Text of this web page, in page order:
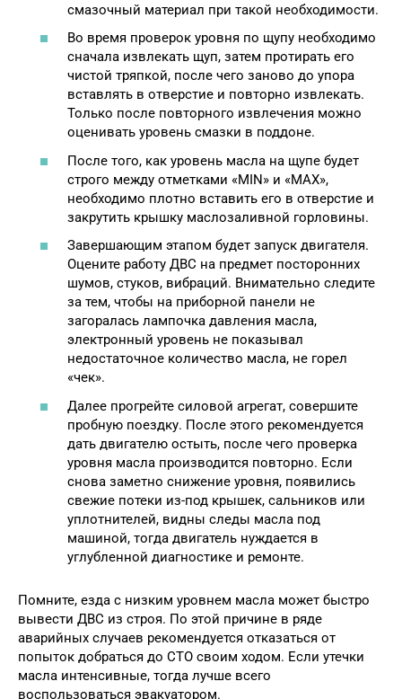
смазочный материал при такой необходимости.
Во время проверок уровня по щупу необходимо
сначала извлекать щуп, затем протирать его
чистой тряпкой, после чего заново до упора
вставлять в отверстие и повторно извлекать.
Только после повторного извлечения можно
оценивать уровень смазки в поддоне.
После того, как уровень масла на щупе будет
строго между отметками «MIN» и «МAX»,
необходимо плотно вставить его в отверстие и
закрутить крышку маслозаливной горловины.
Завершающим этапом будет запуск двигателя.
Оцените работу ДВС на предмет посторонних
шумов, стуков, вибраций. Внимательно следите
за тем, чтобы на приборной панели не
загоралась лампочка давления масла,
электронный уровень не показывал
недостаточное количество масла, не горел
«чек».
Далее прогрейте силовой агрегат, совершите
пробную поездку. После этого рекомендуется
дать двигателю остыть, после чего проверка
уровня масла производится повторно. Если
снова заметно снижение уровня, появились
свежие потеки из-под крышек, сальников или
уплотнителей, видны следы масла под
машиной, тогда двигатель нуждается в
углубленной диагностике и ремонте.
Помните, езда с низким уровнем масла может быстро
вывести ДВС из строя. По этой причине в ряде
аварийных случаев рекомендуется отказаться от
попыток добраться до СТО своим ходом. Если утечки
масла интенсивные, тогда лучше всего
воспользоваться эвакуатором.